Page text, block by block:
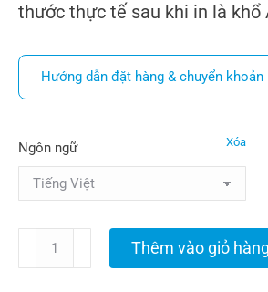
thước thực tế sau khi in là khổ
Hướng dẫn đặt hàng & chuyển khoản
Ngôn ngữ Xóa
Thêm vào giỏ hàng